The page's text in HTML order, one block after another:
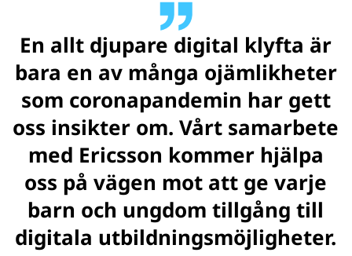
En allt djupare digital klyfta är
bara en av många ojämlikheter
som coronapandemin har gett
oss insikter om. Vårt samarbete
med Ericsson kommer hjälpa
oss på vägen mot att ge varje
barn och ungdom tillgång till
digitala utbildningsmöjligheter.